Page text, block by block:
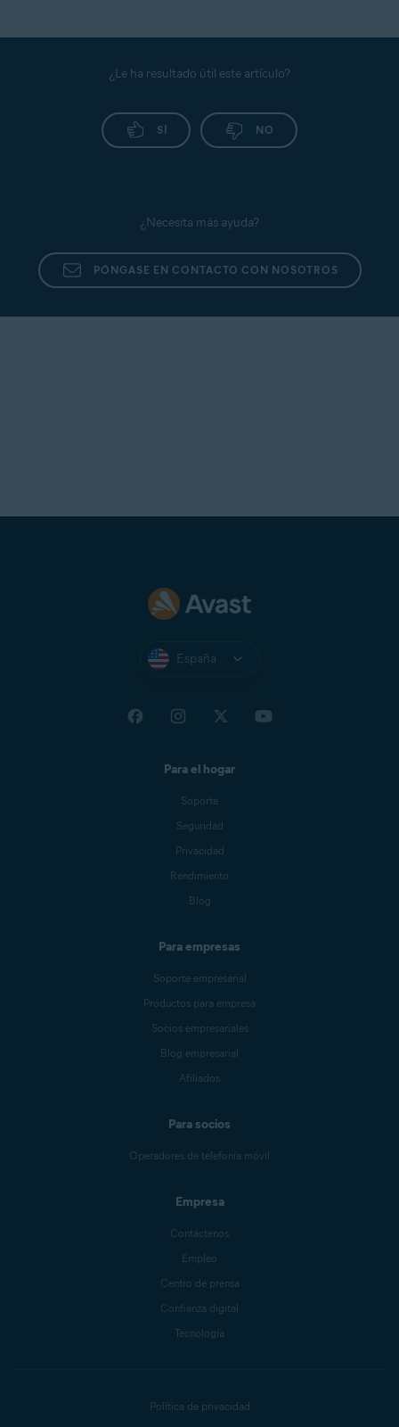
¿Le ha resultado útil este artículo?
SÍ NO
¿Necesita más ayuda?
PÓNGASE EN CONTACTO CON NOSOTROS
España
Para el hogar
Soporte
Seguridad
Privacidad
Rendimiento
Blog
Para empresas
Soporte empresarial
Productos para empresa
Socios empresariales
Blog empresarial
Afiliados
Para socios
Operadores de telefonía móvil
Empresa
Contáctenos
Empleo
Centro de prensa
Confianza digital
Tecnología
Política de privacidad